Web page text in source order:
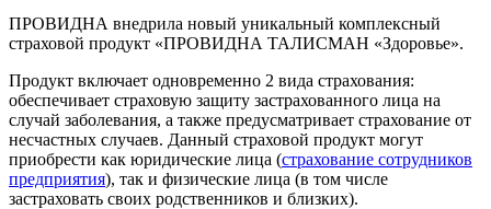
ПРОВИДНА внедрила новый уникальный комплексный
страховой продукт «ПРОВИДНА ТАЛИСМАН «Здоровье».
Продукт включает одновременно 2 вида страхования:
обеспечивает страховую защиту застрахованного лица на
случай заболевания, а также предусматривает страхование от
несчастных случаев. Данный страховой продукт могут
приобрести как юридические лица (страхование сотрудников
предприятия), так и физические лица (в том числе
застраховать своих родственников и близких).